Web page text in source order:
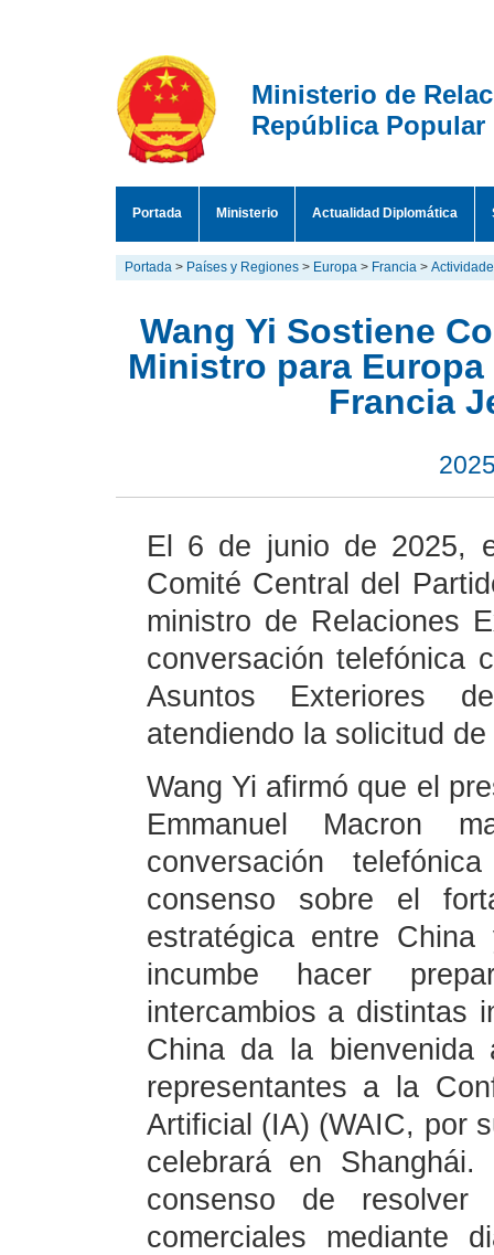
Ministerio de
República Popular
Portada Ministerio Actualidad Diplomática
Portada > Países y Regiones > Europa > Francia >
Wang Yi Sostiene
Ministro para
Francia
El 6 de junio de 2025,
Comité Central del
ministro de Relaciones
conversación telefónica
Asuntos Exteriores
atendiendo la solicitud
Wang Yi afirmó que el
Emmanuel Macron
conversación
consenso sobre el
estratégica entre
incumbe hacer
intercambios a distintas
China da la
representantes a la
Artificial (IA) (WAIC, por
celebrará en
consenso de resolver
comerciales mediante